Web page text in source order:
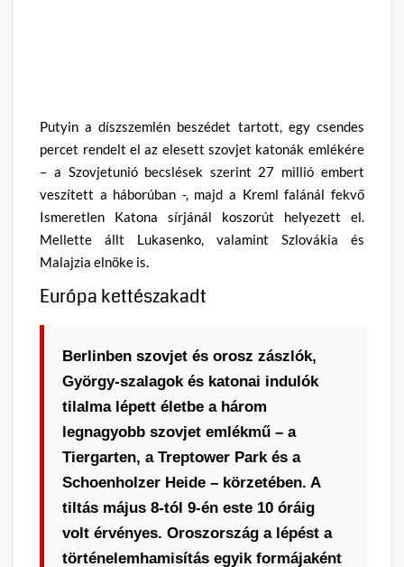
Putyin a díszszemlén beszédet tartott, egy csendes
percet rendelt el az elesett szovjet katonák emlékére
– a Szovjetunió becslések szerint 27 millió embert
veszített a háborúban -, majd a Kreml falánál fekvő
Ismeretlen Katona sírjánál koszorút helyezett el.
Mellette állt Lukasenko, valamint Szlovákia és
Malajzia elnöke is.
Európa kettészakadt
Berlinben szovjet és orosz zászlók,
György-szalagok és katonai indulók
tilalma lépett életbe a három
legnagyobb szovjet emlékmű – a
Tiergarten, a Treptower Park és a
Schoenholzer Heide – körzetében. A
tiltás május 8-tól 9-én este 10 óráig
volt érvényes. Oroszország a lépést a
történelemhamisítás egyik formájaként